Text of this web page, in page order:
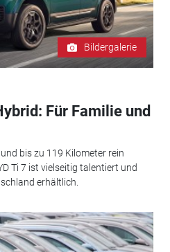
Bildergalerie
Für Familie und
bis zu 119 Kilometer rein
Ti 7 ist vielseitig talentiert und
erhältlich.